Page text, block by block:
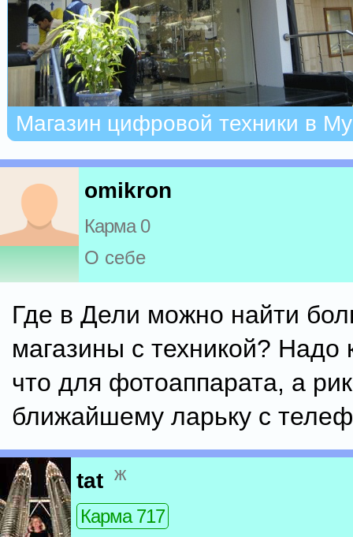
Магазин цифровой техники в
omikron
Карма 0
О себе
Где в Дели можно найти
магазины с техникой? Надо
что для фотоаппарата, а
ближайшему ларьку с
tat ж
Карма 717